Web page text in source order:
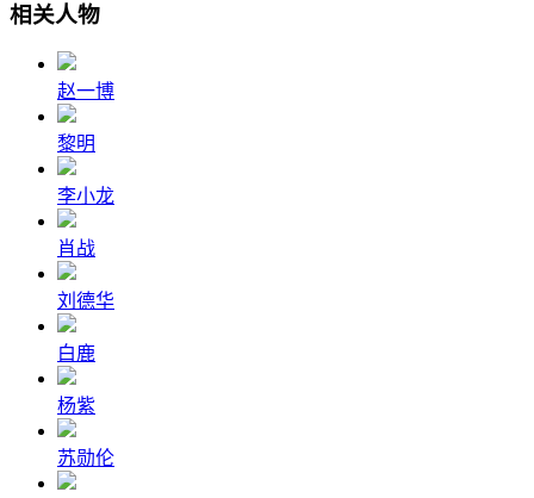
相关人物
赵一博
黎明
李小龙
肖战
刘德华
白鹿
杨紫
苏勋伦